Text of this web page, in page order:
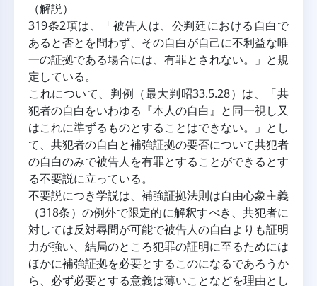
（解説）
319条2項は、「被告人は、公判廷における自白で
あると否とを問わず、その自白が自己に不利益な唯
一の証拠である場合には、有罪とされない。」と規
定している。
これについて、判例（最大判昭33.5.28）は、「共
犯者の自白をいわゆる『本人の自白』と同一視し又
はこれに準ずるものとすることはできない。」とし
て、共犯者の自白と補強証拠の要否について共犯者
の自白のみで被告人を有罪とすることができるとす
る不要説に立っている。
不要説につき学説は、補強証拠法則は自由心象主義
（318条）の例外で限定的に解釈すべき、共犯者に
対しては反対尋問が可能で被告人の自白よりも証明
力が強い、結局のところ犯罪の証明に至るためには
ほかに補強証拠を必要とするこのになるであろうか
ら、必ず必要とする意義は薄いことなどを理由とし